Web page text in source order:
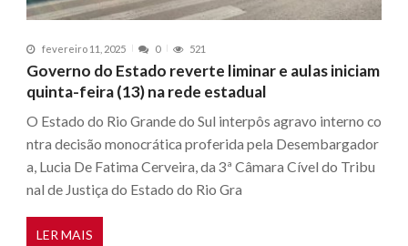
fevereiro 11, 2025 0 521
Governo do Estado reverte liminar e aulas iniciam
quinta-feira (13) na rede estadual
O Estado do Rio Grande do Sul interpôs agravo interno co
ntra decisão monocrática proferida pela Desembargador
a, Lucia De Fatima Cerveira, da 3ª Câmara Cível do Tribu
nal de Justiça do Estado do Rio Gra
LER MAIS